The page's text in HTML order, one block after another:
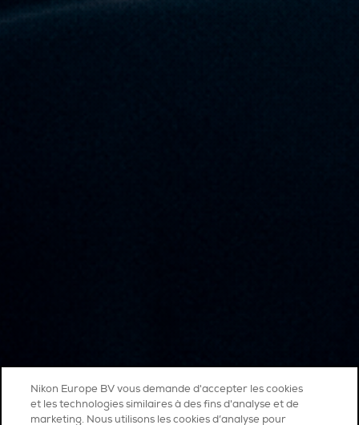
Nikon Europe BV vous demande d'accepter les cookies
et les technologies similaires à des fins d'analyse et de
marketing. Nous utilisons les cookies d’analyse pour